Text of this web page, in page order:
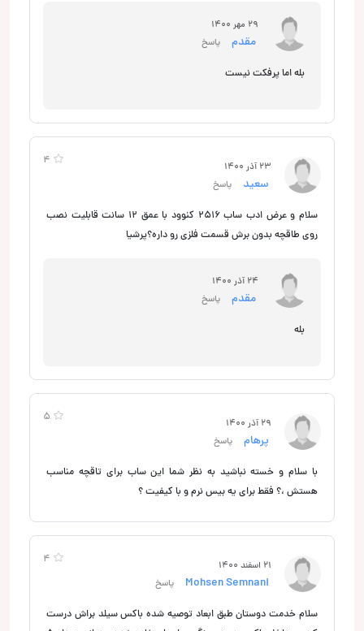
29 مهر 1400
مقدم پاسخ
بله اما پرفکت نیست
4 23 آذر 1400
سعید پاسخ
سلام و عرض ادب ساب ۲۵۱۶ کنوود با عمق ۱۲ سانت قابلیت نصب
روی طاقچه بدون برش قسمت فلزی رو داره؟پرشیا
24 آذر 1400
مقدم پاسخ
بله
5 29 آذر 1400
پرهام پاسخ
با سلام و خسته نباشید به نظر شما این ساب برای تاقچه مناسب
هستش ،؟ فقط برای یه بیس نرم و با کیفیت ؟
4 21 اسفند 1400
پاسخ
سلام خدمت دوستان طبق ابعاد توصیه شده باکس سیلد براش درست